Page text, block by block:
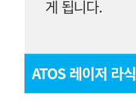
게 됩니다.
ATOS 레이저 라식